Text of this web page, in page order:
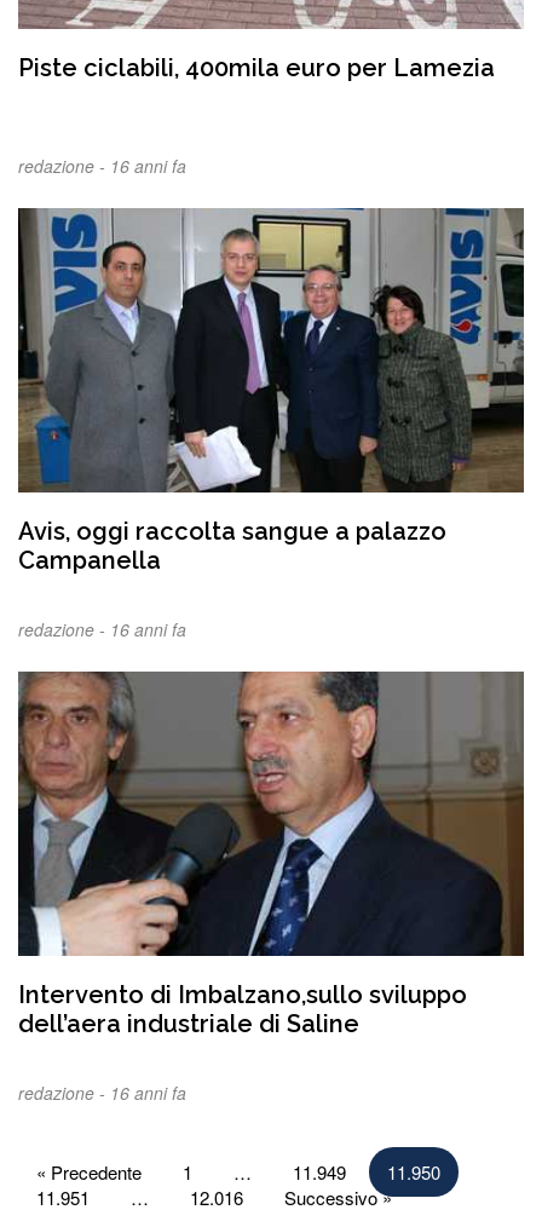
Piste ciclabili, 400mila euro per Lamezia
redazione - 16 anni fa
Avis, oggi raccolta sangue a palazzo
Campanella
redazione - 16 anni fa
Intervento di Imbalzano,sullo sviluppo
dell’aera industriale di Saline
redazione - 16 anni fa
Paginazione
degli
« Precedente 1 … 11.949
11.950
11.951
… 12.016 Successivo »